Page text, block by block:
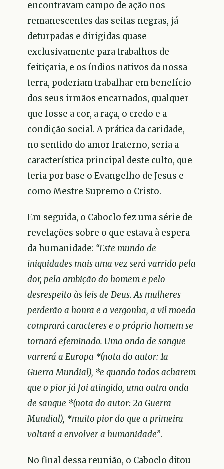
encontravam campo de ação nos
remanescentes das seitas negras, já
deturpadas e dirigidas quase
exclusivamente para trabalhos de
feitiçaria, e os índios nativos da nossa
terra, poderiam trabalhar em benefício
dos seus irmãos encarnados, qualquer
que fosse a cor, a raça, o credo e a
condição social. A prática da caridade,
no sentido do amor fraterno, seria a
característica principal deste culto, que
teria por base o Evangelho de Jesus e
como Mestre Supremo o Cristo.
Em seguida, o Caboclo fez uma série de
revelações sobre o que estava à espera
da humanidade: “Este mundo de
iniquidades mais uma vez será varrido pela
dor, pela ambição do homem e pelo
desrespeito às leis de Deus. As mulheres
perderão a honra e a vergonha, a vil moeda
comprará caracteres e o próprio homem se
tornará efeminado. Uma onda de sangue
varrerá a Europa *(nota do autor: 1a
Guerra Mundial), *e quando todos acharem
que o pior já foi atingido, uma outra onda
de sangue *(nota do autor: 2a Guerra
Mundial), *muito pior do que a primeira
voltará a envolver a humanidade”.
No final dessa reunião, o Caboclo ditou